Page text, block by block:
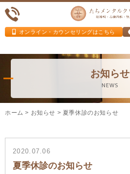
オンライン・カウンセリングはこちら
お知らせ
NEWS
ホーム > お知らせ > 夏季休診のお知らせ
2020.07.06
夏季休診のお知らせ